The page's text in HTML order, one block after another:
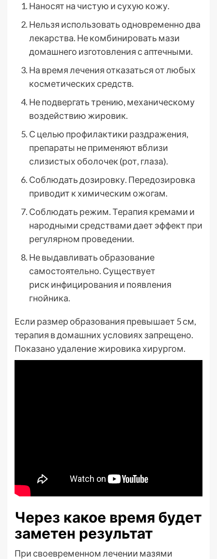
Наносят на чистую и сухую кожу.
Нельзя использовать одновременно два
лекарства. Не комбинировать мази
домашнего изготовления с аптечными.
На время лечения отказаться от любых
косметических средств.
Не подвергать трению, механическому
воздействию жировик.
С целью профилактики раздражения,
препараты не применяют вблизи
слизистых оболочек (рот, глаза).
Соблюдать дозировку. Передозировка
приводит к химическим ожогам.
Соблюдать режим. Терапия кремами и
народными средствами дает эффект при
регулярном проведении.
Не выдавливать образование
самостоятельно. Существует
риск инфицирования и появления
гнойника.
Если размер образования превышает 5 см,
терапия в домашних условиях запрещено.
Показано удаление жировика хирургом.
Через какое время будет
заметен результат
При своевременном лечении мазями